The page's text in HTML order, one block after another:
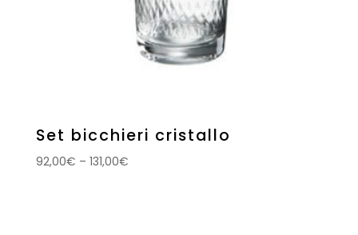
Set bicchieri cristallo
92,00€ – 131,00€